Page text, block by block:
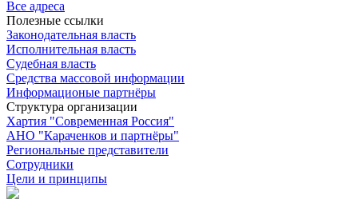
Все адреса
Полезные ссылки
Законодательная власть
Исполнительная власть
Судебная власть
Средства массовой информации
Информационые партнёры
Структура организации
Хартия "Современная Россия"
АНО "Караченков и партнёры"
Региональные представители
Сотрудники
Цели и принципы